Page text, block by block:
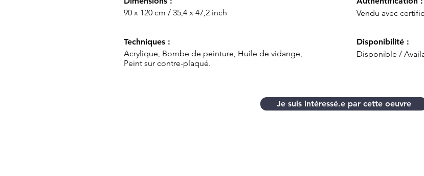
90 x 120 cm / 35,4 x 47,2 inch
Techniques :
Acrylique, Bombe de peinture, Huile de vidange,
Peint sur contre-plaqué.
Vendu avec
Disponibilité :
Disponible /
Je suis intéressé.e par cette oeuvre